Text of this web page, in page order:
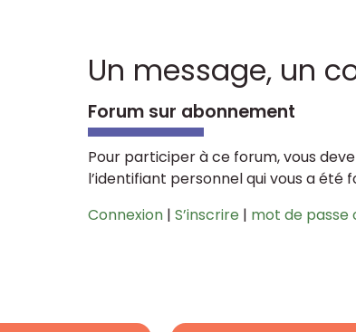
Un message, un
Forum sur abonnement
Pour participer à ce forum, vous
l’identifiant personnel qui vous a été
Connexion | S’inscrire | mot de passe